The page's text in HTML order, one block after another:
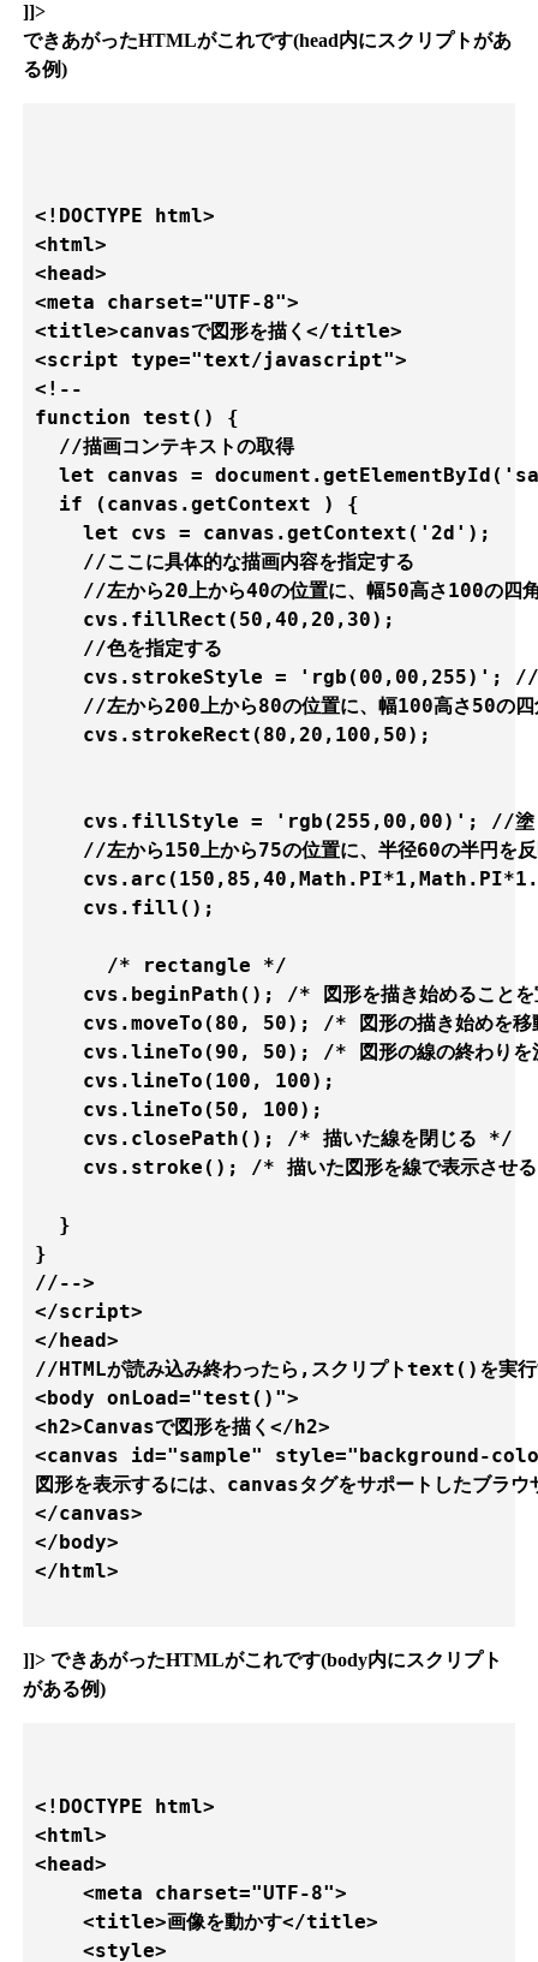
]]>
できあがったHTMLがこれです(head内にスクリプトがあ
る例)
<!DOCTYPE html>
<html>
<head>
<meta charset="UTF-8">
<title>canvasで図形を描く</title>
<script type="text/javascript">
<!--
function test() {
  //描画コンテキストの取得
let canvas =
  if (canvas.getContext ) {
    let cvs = canvas.getContext('2d');
    //ここに具体的な描画内容を指定する
//左から20上から40の位置に、幅50高さ100の四
    cvs.fillRect(50,40,20,30);
    //色を指定する
cvs.strokeStyle = 'rgb(00,00,255)'; //
//左から200上から80の位置に、幅100高さ50の四
    cvs.strokeRect(80,20,100,50);
cvs.fillStyle = 'rgb(255,00,00)'; //塗
//左から150上から75の位置に、半径60の半円を反
    cvs.fill();
      /* rectangle */
cvs.beginPath(); /* 図形を描き始めること
cvs.moveTo(80, 50); /* 図形の描き始めを移
cvs.lineTo(90, 50); /* 図形の線の終わりを
    cvs.lineTo(100, 100);
    cvs.lineTo(50, 100);
    cvs.closePath(); /* 描いた線を閉じる */
cvs.stroke(); /* 描いた図形を線で表示
  }
}
//-->
</script>
</head>
//HTMLが読み込み終わったら,スクリプトtext()を実行
<body onLoad="test()">
<h2>Canvasで図形を描く</h2>
<canvas id="sample" style="background-
図形を表示するには、canvasタグをサポートしたブラウ
</canvas>
</body>
</html>
]]> できあがったHTMLがこれです(body内にスクリプト
がある例)
<!DOCTYPE html>
<html>
<head>
    <meta charset="UTF-8">
    <title>画像を動かす</title>
    <style>